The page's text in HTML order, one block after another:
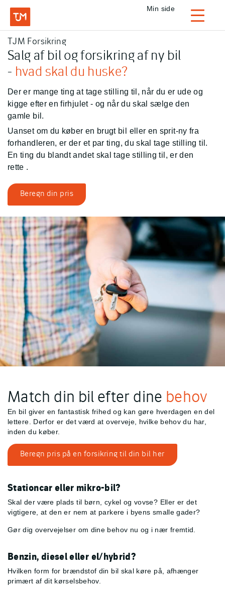
Privat
Login
Min side
TJM Forsikring – Gå til forside
TJM Forsikring
Salg af bil og forsikring af ny bil
- hvad skal du huske?
Der er mange ting at tage stilling til, når du er ude og
kigge efter en firhjulet - og når du skal sælge den
gamle bil.
Uanset om du køber en brugt bil eller en sprit-ny fra
forhandleren, er der et par ting, du skal tage stilling til.
En ting du blandt andet skal tage stilling til, er den
rette .
Beregn din pris
Match din bil efter dine behov
En bil giver en fantastisk frihed og kan gøre hverdagen en del
lettere. Derfor er det værd at overveje, hvilke behov du har,
inden du køber.
Beregn pris på en forsikring til din bil her
Stationcar eller mikro-bil?
Skal der være plads til børn, cykel og vovse? Eller er det
vigtigere, at den er nem at parkere i byens smalle gader?
Gør dig overvejelser om dine behov nu og i nær fremtid.
Benzin, diesel eller el/hybrid?
Hvilken form for brændstof din bil skal køre på, afhænger
primært af dit kørselsbehov.